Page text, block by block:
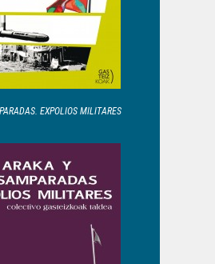
EXPOLIOS MILITARES